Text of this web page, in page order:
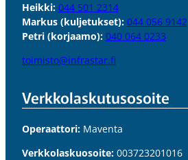
Heikki: 044 501 2314
Markus (kuljetukset): 044 056 9142
Petri (korjaamo): 040 064 0233
toimisto@infrastar.fi
Verkkolaskutus­osoite
Operaattori:Maventa
Verkkolaskuosoite:003723201016